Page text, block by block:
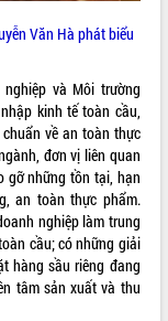
Văn Hà phát biểu
và Môi trường
kinh tế toàn cầu,
về an toàn thực
đơn vị liên quan
gỡ những tồn tại, hạn
an toàn thực phẩm.
nghiệp làm trung
cầu; có những giải
hàng sầu riêng đang
tâm sản xuất và thu